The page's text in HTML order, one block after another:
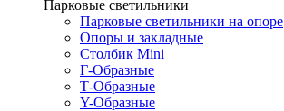
Парковые светильники
Парковые светильники на опоре
Опоры и закладные
Столбик Mini
Г-Образные
Т-Образные
Y-Образные